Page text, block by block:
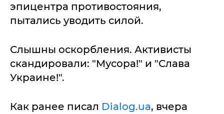
эпицентра противостояния,
пытались уводить силой.
Слышны оскорбления. Активисты
скандировали: "Мусора!" и "Слава
Украине!".
Как ранее писал Dialog.ua, вчера